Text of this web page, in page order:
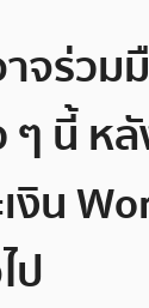
จร่วม
ๆ นี้ ห
งิน
ป